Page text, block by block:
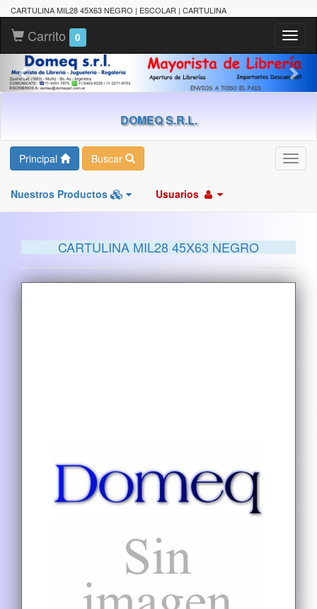
CARTULINA MIL28 45X63 NEGRO | ESCOLAR | CARTULINA
Carrito 0
DOMEQ S.R.L.
Principal Buscar
Nuestros Productos Usuarios
CARTULINA MIL28 45X63 NEGRO